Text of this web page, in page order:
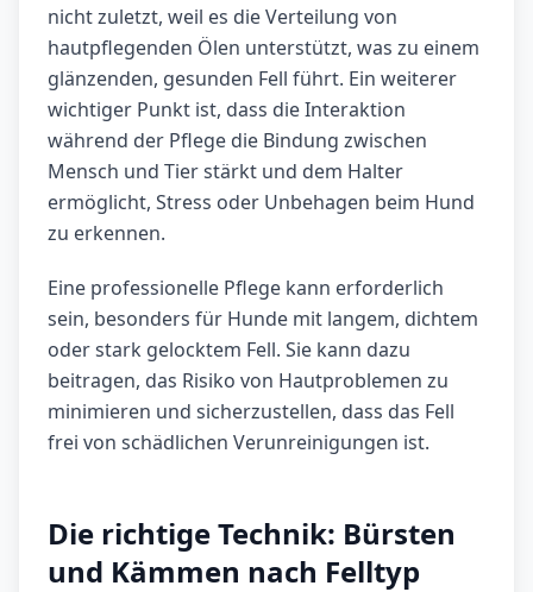
nicht zuletzt, weil es die Verteilung von
hautpflegenden Ölen unterstützt, was zu einem
glänzenden, gesunden Fell führt. Ein weiterer
wichtiger Punkt ist, dass die Interaktion
während der Pflege die Bindung zwischen
Mensch und Tier stärkt und dem Halter
ermöglicht, Stress oder Unbehagen beim Hund
zu erkennen.
Eine professionelle Pflege kann erforderlich
sein, besonders für Hunde mit langem, dichtem
oder stark gelocktem Fell. Sie kann dazu
beitragen, das Risiko von Hautproblemen zu
minimieren und sicherzustellen, dass das Fell
frei von schädlichen Verunreinigungen ist.
Die richtige Technik: Bürsten
und Kämmen nach Felltyp